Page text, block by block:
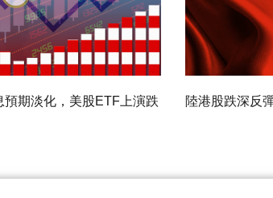
期淡化，美股ETF上演跌
陸港股跌深反